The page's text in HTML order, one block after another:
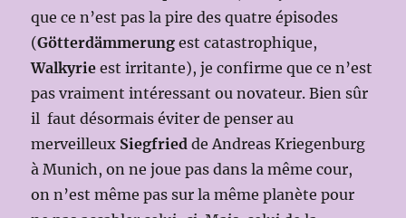
que ce n’est pas la pire des quatre épisodes
(Götterdämmerung est catastrophique,
Walkyrie est irritante), je confirme que ce n’est
pas vraiment intéressant ou novateur. Bien sûr
il faut désormais éviter de penser au
merveilleux Siegfried de Andreas Kriegenburg
à Munich, on ne joue pas dans la même cour,
on n’est même pas sur la même planète pour